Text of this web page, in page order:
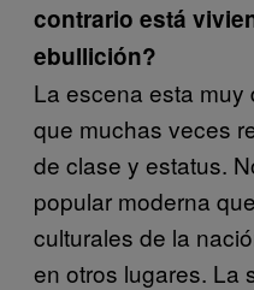
contrario está
ebullición?
La escena esta muy
que muchas veces
de clase y estatus.
popular moderna
culturales de la
en otros lugares. La